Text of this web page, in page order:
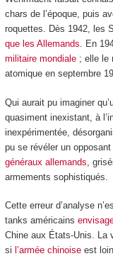
chars de l’époque, puis
roquettes. Dès 1942, les
que les Allemands. En
militaire mondiale; elle le
atomique en septembre
Qui aurait pu imaginer
quasiment inexistant, à
inexpérimentée,
pu se révéler un
généraux allemands ,
armements sophistiqués.
Cette erreur d’analyse
tanks américains
Chine aux États-Unis. La
si l’armée chinoiseest loin